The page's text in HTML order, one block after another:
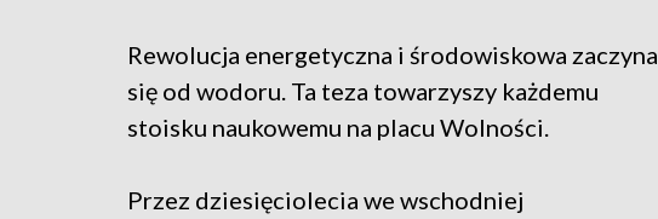
Rewolucja energetyczna i środowiskowa zaczyna
się od wodoru. Ta teza towarzyszy każdemu
stoisku naukowemu na placu Wolności.
Przez dziesięciolecia we wschodniej